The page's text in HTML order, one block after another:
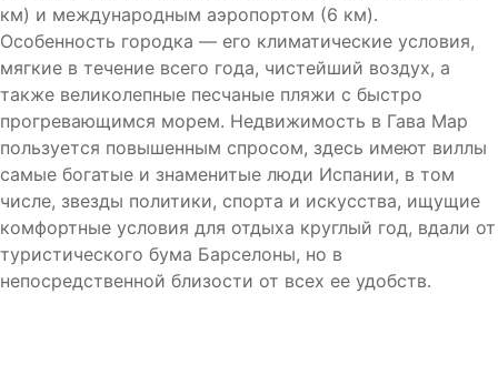
км) и международным аэропортом (6 км).
Особенность городка — его климатические условия,
мягкие в течение всего года, чистейший воздух, а
также великолепные песчаные пляжи с быстро
прогревающимся морем. Недвижимость в Гава Мар
пользуется повышенным спросом, здесь имеют виллы
самые богатые и знаменитые люди Испании, в том
числе, звезды политики, спорта и искусства, ищущие
комфортные условия для отдыха круглый год, вдали от
туристического бума Барселоны, но в
непосредственной близости от всех ее удобств.